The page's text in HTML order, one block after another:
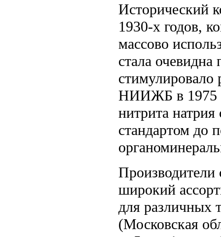
Исторический
1930-х годов,
массово
стала
стимулировало
НИИЖБ в 1975
нитрита
стандартом до
Производители
широкий
для различных
(Московская